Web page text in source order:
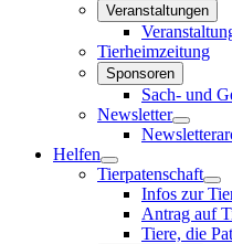
Veranstaltungen
Tierheimzeitung
Sponsoren
Sach- und
Newsletter
Helfen
Tierpatenschaft
Infos zur
Antrag auf
Tiere, die